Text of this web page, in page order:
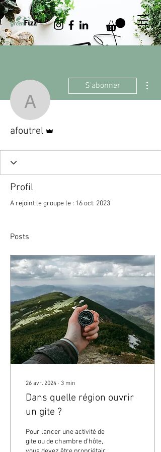
afoutrel
S'abonner
afoutrel
Profil
A rejoint le groupe le : 16 oct. 2023
Posts
26 avr. 2024 ∙ 3 min
Dans quelle région ouvrir
un gite ?
Pour lancer une activité de
gite ou de chambre d'hôte,